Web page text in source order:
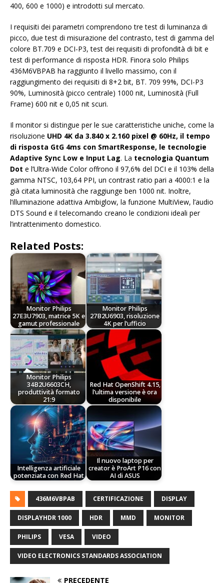
400, 600 e 1000) e introdotti sul mercato.
I requisiti dei parametri comprendono tre test di luminanza di
picco, due test di misurazione del contrasto, test di gamma del
colore BT.709 e DCI-P3, test dei requisiti di profondità di bit e
test di performance di risposta HDR. Finora solo Philips
436M6VBPAB ha raggiunto il livello massimo, con il
raggiungimento dei requisiti di 8+2 bit, BT. 709 99%, DCI-P3
90%, Luminosità (picco centrale) 1000 nit, Luminosità (Full
Frame) 600 nit e 0,05 nit scuri.
Il monitor si distingue per le sue caratteristiche uniche, come la
risoluzione UHD 4K da 3.840 x 2.160 pixel @ 60Hz, il tempo
di risposta GtG 4ms con SmartResponse, le tecnologie
Adaptive Sync Low e Input Lag. La tecnologia Quantum
Dot e l’Ultra-Wide Color offrono il 97,6% del DCI e il 103% della
gamma NTSC, 103,64 PPI, un contrast ratio pari a 4000:1 e la
già citata luminosità che raggiunge ben 1000 nit. Inoltre,
l’illuminazione adattiva Ambiglow, la funzione MultiView, l’audio
DTS Sound e il telecomando creano le condizioni ideali per
l’intrattenimento domestico.
Related Posts:
Monitor Philips
27E3U7903, matrice 5K e
gamut professionale
Monitor Philips
27B2U6903, risoluzione
4K per l’ufficio
Monitor Philips
34B2U6603CH,
produttività formato
21:9
Red Hat OpenShift 4.15,
l’ultima versione è ora
disponibile
Intelligenza artificiale
potenziata con Red Hat
Il nuovo laptop per
creator è ProArt P16 con
AI di ASUS
436M6VBPAB CERTIFICAZIONE DISPLAY
DISPLAYHDR 1000 HDR MMD MONITOR
PHILIPS VESA VIDEO
VIDEO ELECTRONICS STANDARDS ASSOCIATION
PRECEDENTE